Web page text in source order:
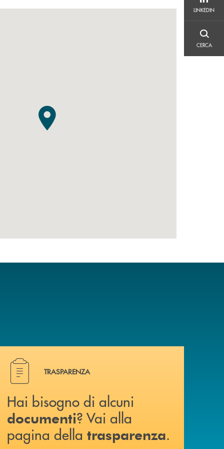
LINKEDIN
CERCA
Hai bisogno di alcuni documenti ? Vai alla pagina della
TRASPARENZA
Hai bisogno di alcuni
documenti? Vai alla
pagina della trasparenza.